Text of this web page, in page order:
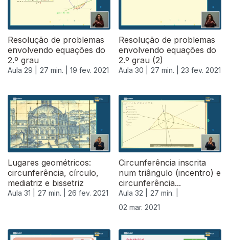
Resolução de problemas
envolvendo equações do
2.º grau
Aula 29 | 27 min. | 19 fev. 2021
Resolução de problemas
envolvendo equações do
2.º grau (2)
Aula 30 | 27 min. | 23 fev. 2021
Lugares geométricos:
circunferência, círculo,
mediatriz e bissetriz
Aula 31 | 27 min. | 26 fev. 2021
Circunferência inscrita
num triângulo (incentro) e
circunferência...
Aula 32 |
27 min. |
02 mar. 2021